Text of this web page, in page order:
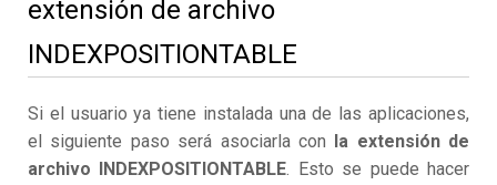
extensión de archivo
INDEXPOSITIONTABLE
Si el usuario ya tiene instalada una de las aplicaciones,
el siguiente paso será asociarla con la extensión de
archivo INDEXPOSITIONTABLE. Esto se puede hacer